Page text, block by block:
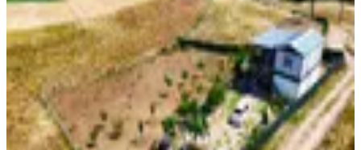
1584 m²
2.083/m²· 31.07.2026
3.300.000 ₺
YENİ ROTA İNŞAAT EMLAKTaner B
Ara